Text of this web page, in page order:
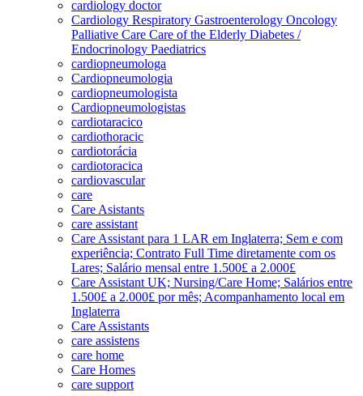
cardiology doctor
Cardiology Respiratory Gastroenterology Oncology
Palliative Care Care of the Elderly Diabetes /
Endocrinology Paediatrics
cardiopneumologa
Cardiopneumologia
cardiopneumologista
Cardiopneumologistas
cardiotaracico
cardiothoracic
cardiotorácia
cardiotoracica
cardiovascular
care
Care Asistants
care assistant
Care Assistant para 1 LAR em Inglaterra; Sem e com
experiência; Contrato Full Time diretamente com os
Lares; Salário mensal entre 1.500£ a 2.000£
Care Assistant UK; Nursing/Care Home; Salários entre
1.500£ a 2.000£ por mês; Acompanhamento local em
Inglaterra
Care Assistants
care assistens
care home
Care Homes
care support